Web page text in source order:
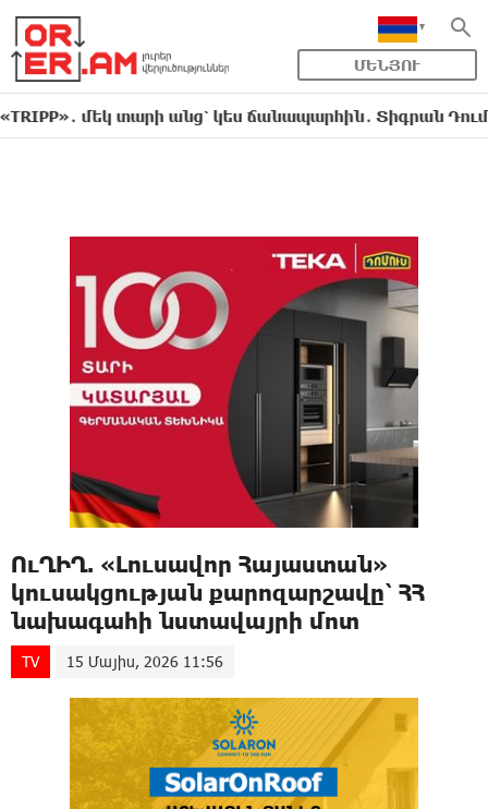
ՄԵՆՅՈՒ
մեկ տարի անց՝ կես ճանապարհին․ Տիգրան Դումիկյան
ՈւՂԻՂ. «Լուսավոր Հայաստան»
կուսակցության քարոզարշավը՝ ՀՀ
նախագահի նստավայրի մոտ
TV 15 Մայիս, 2026 11:56